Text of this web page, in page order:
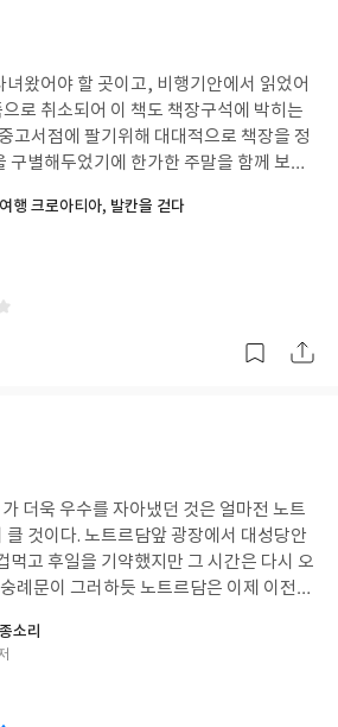
녀왔어야 할 곳이고, 비행기안에서 읽었어
로 취소되어 이 책도 책장구석에 박히는
고서점에 팔기위해 대대적으로 책장을 정
구별해두었기에 한가한 주말을 함께 보내
세계지리에 문외한이라 발칸반도에 이렇
처 몰랐다. 이 책 덕분에 내년에 여행상품
같다. 발칸반도는 이탈리아,
시아 등과 국경을 맞대고 있고, 아드리아
흑해 등에 둘러싸인 그야말로 지정학적 요
었다. 알렉산더 대왕의 정복전쟁 이후로
틴, 이슬람, 게르만, 슬라브 문화가 섞여있
는 복잡다단한 곳이다. 이후 오스트
다가 일차 세계대전에서 오스트리아가
드 왕국(세르비아, 몬테네그로, 보스니아-
, 보아보디나, 달마티아, 마케도니아, 슬
차 세계대전중에는 독일에 점령되었다가
의 연방공화국 성립되었고, 이후 동유럽
졌다. 이 책을 읽으며 관심을
귀들의 들판'이라는 뜻을 가진 코소보이
스만 투르크 사이에 벌어진 전투에서 세
행 크로아티아, 발칸을 걷다
더욱 우수를 자아냈던 것은 얼마전 노트
광장에서 대성당안
먹고 후일을 기약했지만 그 시간은 다시 오
례문이 그러하듯 노트르담은 이제 이전의
순례여행을 언급하고 있다. 요즘 유행하
한다면 짧디짧은 80km, 게다가 앞의 50k
30km만 이틀 동안 걸어가는데 프랑스 각
소리